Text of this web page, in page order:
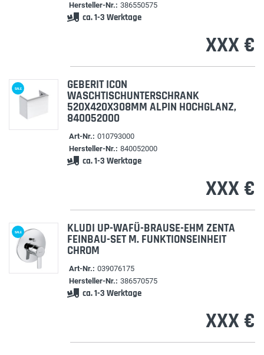
Hersteller-Nr.: 386550575
ca. 1-3 Werktage
XXX €
SALE GEBERIT ICON
WASCHTISCHUNTERSCHRANK
520X420X308MM ALPIN HOCHGLANZ,
840052000
Art-Nr.: 010793000
Hersteller-Nr.: 840052000
ca. 1-3 Werktage
XXX €
SALE KLUDI UP-WAFÜ-BRAUSE-EHM ZENTA
FEINBAU-SET M. FUNKTIONSEINHEIT
CHROM
Art-Nr.: 039076175
Hersteller-Nr.: 386570575
ca. 1-3 Werktage
XXX €